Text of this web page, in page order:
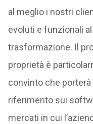
al meglio i nostri
evoluti e funzionali
trasformazione. Il
proprietà è
convinto che
riferimento sui
mercati in cui